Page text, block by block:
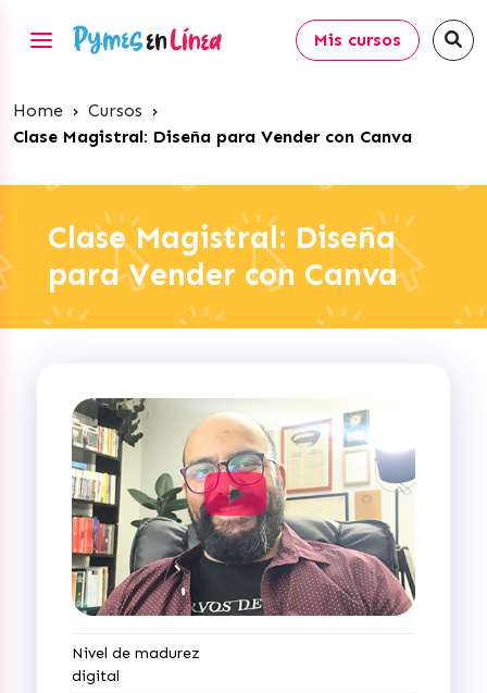
Mis cursos
Home › Cursos ›
Clase Magistral: Diseña para Vender con Canva
Clase Magistral: Diseña
para Vender con Canva
Nivel de madurez
digital